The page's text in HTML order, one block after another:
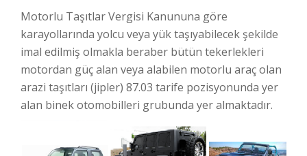
Motorlu Taşıtlar Vergisi Kanununa göre
karayollarında yolcu veya yük taşıyabilecek şekilde
imal edilmiş olmakla beraber bütün tekerlekleri
motordan güç alan veya alabilen motorlu araç olan
arazi taşıtları (jipler) 87.03 tarife pozisyonunda yer
alan binek otomobilleri grubunda yer almaktadır.